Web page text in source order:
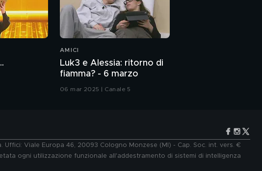
AMICI
Luk3 e Alessia: ritorno di
fiamma? - 6 marzo
06 mar 2025 | Canale 5
Uffici: Viale Europa 46, 20093 Cologno Monzese (MI) - Cap. Soc. int. vers. €
ogni utilizzazione funzionale all'addestramento di sistemi di intelligenza